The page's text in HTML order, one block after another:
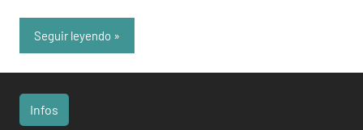
Seguir leyendo
Infos